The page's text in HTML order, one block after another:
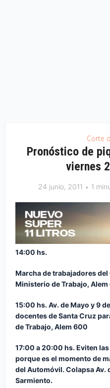
Corte
Pronóstico de
viernes
24 junio, 2011 1
14:00 hs.
Marcha de trabajadores
Ministerio de Trabajo,
15:00 hs. Av. de Mayo y 9
docentes de Santa Cruz
de Trabajo, Alem 600
17:00 a 20:00 hs. Eviten
porque es el momento de
del Automóvil. Colapsa Av.
Sarmiento.